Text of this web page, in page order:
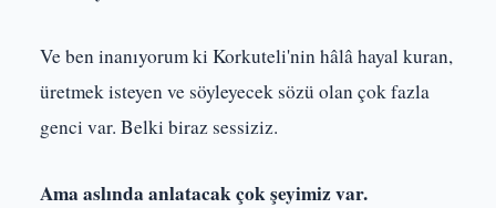
Ve ben inanıyorum ki Korkuteli'nin hâlâ hayal kuran,
üretmek isteyen ve söyleyecek sözü olan çok fazla
genci var. Belki biraz sessiziz.
Ama aslında anlatacak çok şeyimiz var.